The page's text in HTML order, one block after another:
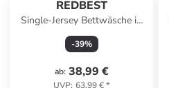
REDBEST
Single-Jersey Bettwäsche in
aubergine-mauve
-39%
ab: 38,99 €
UVP: 63,99 €*